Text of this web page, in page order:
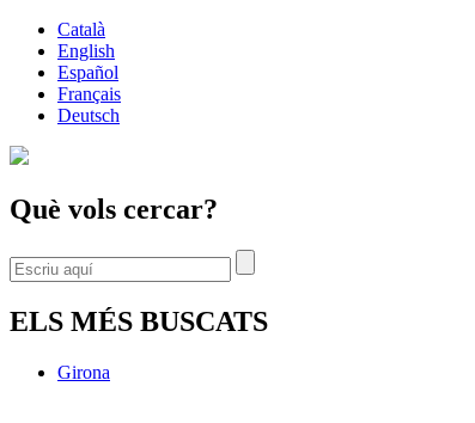
Català
English
Español
Français
Deutsch
Què vols cercar?
ELS MÉS BUSCATS
Girona